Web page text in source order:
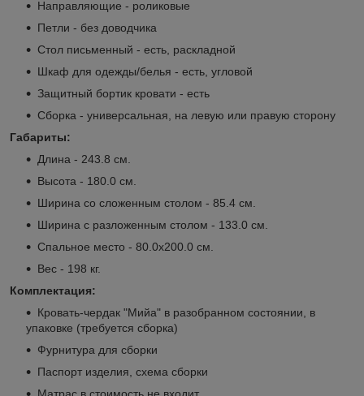
Направляющие - роликовые
Петли - без доводчика
Стол письменный - есть, раскладной
Шкаф для одежды/белья - есть, угловой
Защитный бортик кровати - есть
Сборка - универсальная, на левую или правую сторону
Габариты:
Длина - 243.8 см.
Высота - 180.0 см.
Ширина со сложенным столом - 85.4 см.
Ширина с разложенным столом - 133.0 см.
Спальное место - 80.0x200.0 см.
Вес - 198 кг.
Комплектация:
Кровать-чердак "Мийа" в разобранном состоянии, в
упаковке (требуется сборка)
Фурнитура для сборки
Паспорт изделия, схема сборки
Матрас в стоимость не входит